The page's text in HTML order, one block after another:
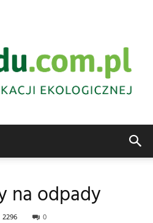
ekologiczna
na odpady
2296 0